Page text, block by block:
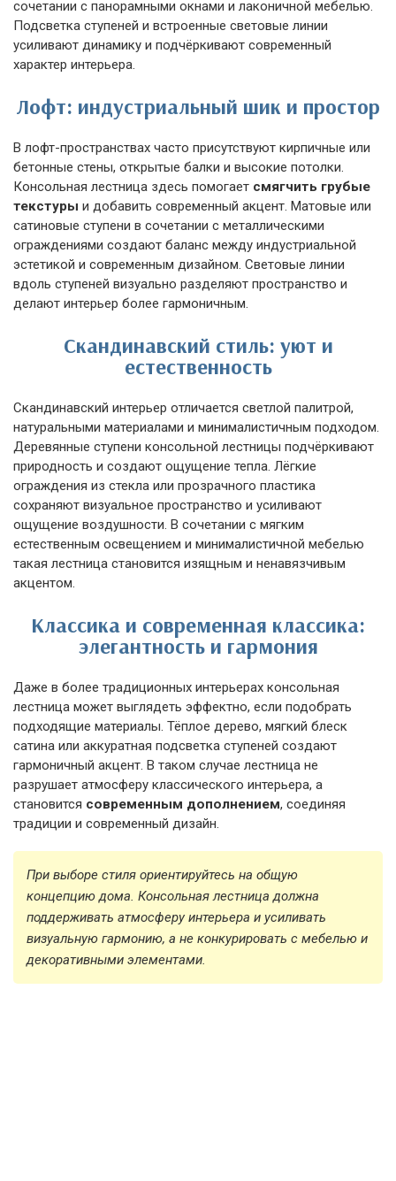
сочетании с панорамными окнами и лаконичной мебелью.
Подсветка ступеней и встроенные световые линии
усиливают динамику и подчёркивают современный
характер интерьера.
Лофт: индустриальный шик и простор
В лофт-пространствах часто присутствуют кирпичные или
бетонные стены, открытые балки и высокие потолки.
Консольная лестница здесь помогает смягчить грубые
текстуры и добавить современный акцент. Матовые или
сатиновые ступени в сочетании с металлическими
ограждениями создают баланс между индустриальной
эстетикой и современным дизайном. Световые линии
вдоль ступеней визуально разделяют пространство и
делают интерьер более гармоничным.
Скандинавский стиль: уют и
естественность
Скандинавский интерьер отличается светлой палитрой,
натуральными материалами и минималистичным подходом.
Деревянные ступени консольной лестницы подчёркивают
природность и создают ощущение тепла. Лёгкие
ограждения из стекла или прозрачного пластика
сохраняют визуальное пространство и усиливают
ощущение воздушности. В сочетании с мягким
естественным освещением и минималистичной мебелью
такая лестница становится изящным и ненавязчивым
акцентом.
Классика и современная классика:
элегантность и гармония
Даже в более традиционных интерьерах консольная
лестница может выглядеть эффектно, если подобрать
подходящие материалы. Тёплое дерево, мягкий блеск
сатина или аккуратная подсветка ступеней создают
гармоничный акцент. В таком случае лестница не
разрушает атмосферу классического интерьера, а
становится современным дополнением, соединяя
традиции и современный дизайн.
При выборе стиля ориентируйтесь на общую
концепцию дома. Консольная лестница должна
поддерживать атмосферу интерьера и усиливать
визуальную гармонию, а не конкурировать с мебелью и
декоративными элементами.